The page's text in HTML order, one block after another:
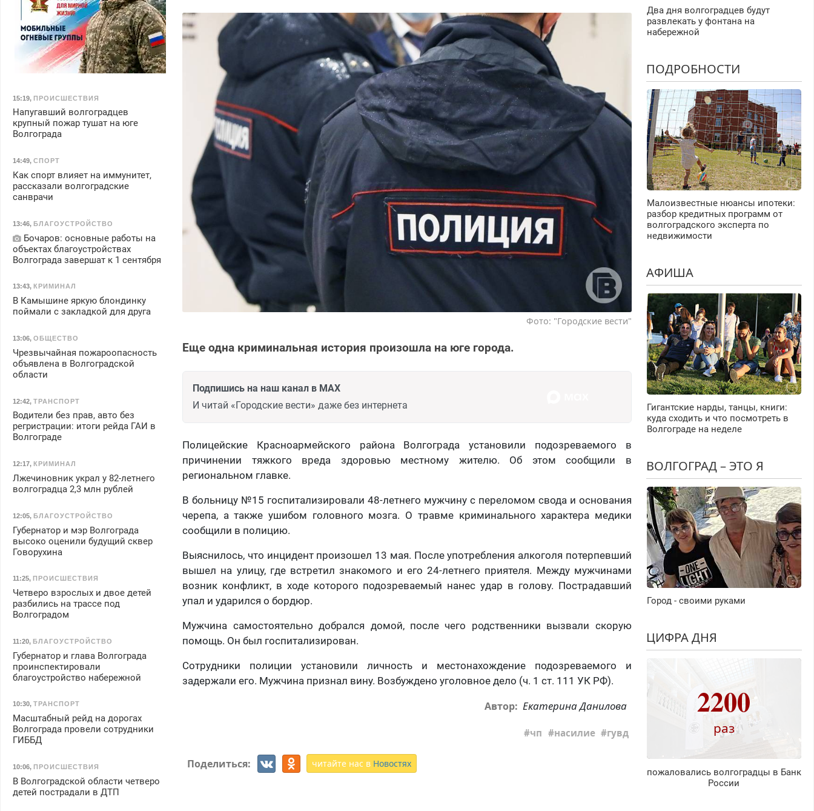
Фото: "Городские вести"
Еще одна криминальная история произошла на юге города.
Подпишись на наш канал в MAX
И читай «Городские вести» даже без интернета
Полицейские Красноармейского района Волгограда установили подозреваемого в
причинении тяжкого вреда здоровью местному жителю. Об этом сообщили в
региональном главке.
В больницу №15 госпитализировали 48-летнего мужчину с переломом свода и основания
черепа, а также ушибом головного мозга. О травме криминального характера медики
сообщили в полицию.
Выяснилось, что инцидент произошел 13 мая. После употребления алкоголя потерпевший
вышел на улицу, где встретил знакомого и его 24-летнего приятеля. Между мужчинами
возник конфликт, в ходе которого подозреваемый нанес удар в голову. Пострадавший
упал и ударился о бордюр.
Мужчина самостоятельно добрался домой, после чего родственники вызвали скорую
помощь. Он был госпитализирован.
Сотрудники полиции установили личность и местонахождение подозреваемого и
задержали его. Мужчина признал вину. Возбуждено уголовное дело (ч. 1 ст. 111 УК РФ).
Автор: Екатерина Данилова
чп насилие гувд
Поделиться: читайте нас в Новостях
15:19, ПРОИСШЕСТВИЯ
Напугавший волгоградцев
крупный пожар тушат на юге
Волгограда
14:49, СПОРТ
Как спорт влияет на иммунитет,
рассказали волгоградские
санврачи
13:46, БЛАГОУСТРОЙСТВО
Бочаров: основные работы на
объектах благоустройствах
Волгограда завершат к 1 сентября
13:43, КРИМИНАЛ
В Камышине яркую блондинку
поймали с закладкой для друга
13:06, ОБЩЕСТВО
Чрезвычайная пожароопасность
объявлена в Волгоградской
области
12:42, ТРАНСПОРТ
Водители без прав, авто без
регристрации: итоги рейда ГАИ в
Волгограде
12:17, КРИМИНАЛ
Лжечиновник украл у 82-летнего
волгоградца 2,3 млн рублей
12:05, БЛАГОУСТРОЙСТВО
Губернатор и мэр Волгограда
высоко оценили будущий сквер
Говорухина
11:25, ПРОИСШЕСТВИЯ
Четверо взрослых и двое детей
разбились на трассе под
Волгоградом
11:20, БЛАГОУСТРОЙСТВО
Губернатор и глава Волгограда
проинспектировали
благоустройство набережной
10:30, ТРАНСПОРТ
Масштабный рейд на дорогах
Волгограда провели сотрудники
ГИББД
10:06, ПРОИСШЕСТВИЯ
В Волгоградской области четверо
детей пострадали в ДТП
Два дня волгоградцев будут
развлекать у фонтана на
набережной
ПОДРОБНОСТИ
Малоизвестные нюансы ипотеки:
разбор кредитных программ от
волгоградского эксперта по
недвижимости
АФИША
Гигантские нарды, танцы, книги:
куда сходить и что посмотреть в
Волгограде на неделе
ВОЛГОГРАД – ЭТО Я
Город - своими руками
ЦИФРА ДНЯ
2200
раз
пожаловались волгоградцы в Банк
России